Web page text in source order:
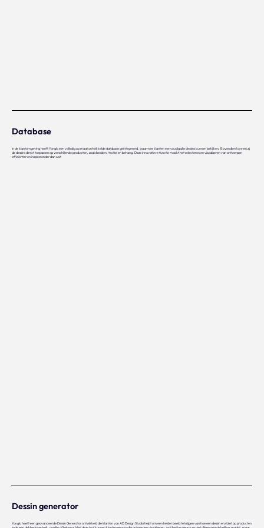
Database
In de klantomgeving heeft Yonglo een volledig op maat ontwikkelde database geïntegreerd, waarmee klanten eenvoudig alle dessins kunnen bekijken. Bovendien kunnen zij
de dessins direct toepassen op verschillende producten, zoals bedden, textiel en behang. Deze innovatieve functie maakt het selecteren en visualiseren van ontwerpen
efficiënter en inspirerender dan ooit
Dessin generator
Yonglo heeft een geavanceerde Dessin Generator ontwikkeld die klanten van AD Design Studio helpt om een helder beeld te krijgen van hoe een dessin eruitziet op producten
zoals een dekbedovertrek, gordijn of behang. Met deze tool kunnen klanten eenvoudig ontwerpen visualiseren, wat het keuzeproces niet alleen gemakkelijker maakt, maar